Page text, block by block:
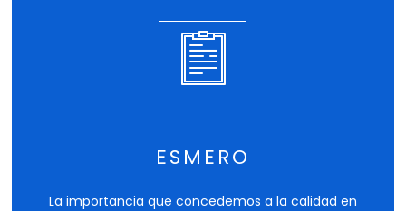
ESMERO
La importancia que concedemos a la calidad en